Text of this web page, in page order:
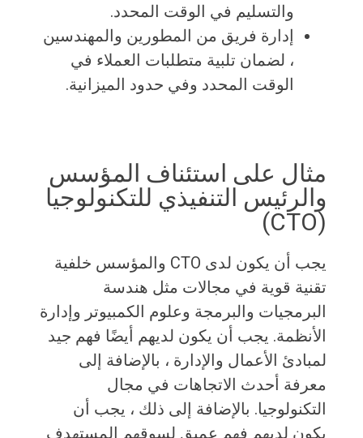
والتسليم في الوقت المحدد.
إدارة فريق من المطورين والمهندسين
، لضمان تلبية متطلبات العملاء في
الوقت المحدد وفي حدود الميزانية.
مثال على استئناف المؤسس
والرئيس التنفيذي للتكنولوجيا
(CTO)
يجب أن يكون لدى CTO والمؤسس خلفية
تقنية قوية في مجالات مثل هندسة
البرمجيات والبرمجة وعلوم الكمبيوتر وإدارة
الأنظمة. يجب أن يكون لديهم أيضًا فهم جيد
لمبادئ الأعمال والإدارة ، بالإضافة إلى
معرفة أحدث الاتجاهات في مجال
التكنولوجيا. بالإضافة إلى ذلك ، يجب أن
يكون لديهم فهم عميق لسوقهم المستهدف